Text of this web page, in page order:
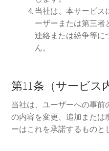
当社は、本サービス
ーザーまたは第三者
連絡または紛争等に
ん。
第11条（サービス
当社は、ユーザーへの事前
の内容を変更、追加または
ーはこれを承諾するものと